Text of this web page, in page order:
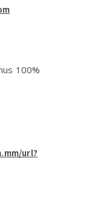
100%
url?